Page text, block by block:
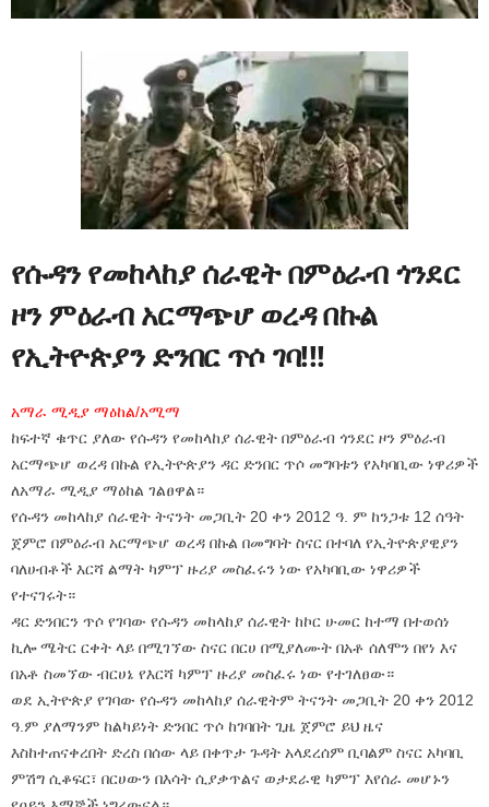
የሱዳን የመከላከያ ሰራዊት በምዕራብ ጎንደር
ዞን ምዕራብ አርማጭሆ ወረዳ በኩል
የኢትዮጵያን ድንበር ጥሶ ገባ!!!
አማራ ሚዲያ ማዕከል/አሚማ
ከፍተኛ ቁጥር ያለው የሱዳን የመከላከያ ሰራዊት በምዕራብ ጎንደር ዞን ምዕራብ
አርማጭሆ ወረዳ በኩል የኢትዮጵያን ዳር ድንበር ጥሶ መግባቱን የአካባቢው ነዋሪዎች
ለአማራ ሚዲያ ማዕከል ገልፀዋል።
የሱዳን መከላከያ ሰራዊት ትናንት መጋቢት 20 ቀን 2012 ዓ. ም ከንጋቱ 12 ሰዓት
ጀምሮ በምዕራብ አርማጭሆ ወረዳ በኩል በመግባት ስናር በተባለ የኢትዮጵያዊያን
ባለሀብቶች እርሻ ልማት ካምፕ ዙሪያ መስፈሩን ነው የአካባቢው ነዋሪዎች
የተናገሩት።
ዳር ድንበርን ጥሶ የገባው የሱዳን መከላከያ ሰራዊት ከኮር ሁመር ከተማ በተወሰነ
ኪሎ ሜትር ርቀት ላይ በሚገኘው ስናር በርሀ በሚያለሙት በአቶ ሰለሞን በየነ እና
በአቶ ስመኘው ብርሀኔ የእርሻ ካምፕ ዙሪያ መስፈሩ ነው የተገለፀው።
ወደ ኢትዮጵያ የገባው የሱዳን መከላከያ ሰራዊትም ትናንት መጋቢት 20 ቀን 2012
ዓ.ም ያለማንም ከልካይነት ድንበር ጥሶ ከገባበት ጊዜ ጀምሮ ይህ ዜና
እስከተጠናቀረበት ድረስ በሰው ላይ በቀጥታ ጉዳት አላደረሰም ቢባልም ስናር አካባቢ
ምሽግ ሲቆፍር፣ በርሀውን በእሳት ሲያቃጥልና ወታደራዊ ካምፕ እየሰራ መሆኑን